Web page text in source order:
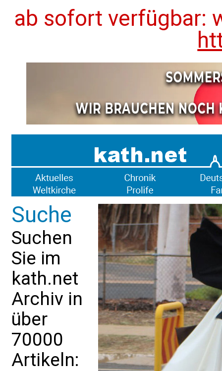
ab sofort verfügbar:
Suche
Suchen
Sie im
kath.net
Archiv in
über
70000
Artikeln: